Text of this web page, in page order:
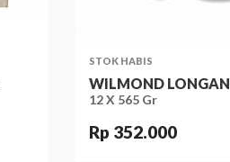
STOK HABIS
WILMOND LONGAN
12 X 565 Gr
Rp 352.000